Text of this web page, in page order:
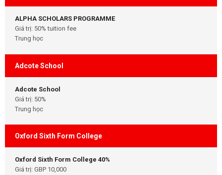
ALPHA SCHOLARS PROGRAMME
Giá trị: 50% tuition fee
Trung học
Adcote School
Adcote School
Giá trị: 50%
Trung học
Oxford Sixth Form College
Oxford Sixth Form College 40%
Giá trị: GBP 10,000